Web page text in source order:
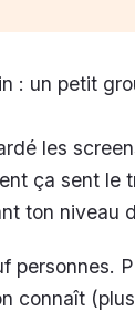
: un petit
les
ça sent le
ton niveau
personnes.
connaît